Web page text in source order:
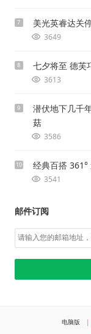
7 美光英睿达关
3649
8 七夕将至 德芙
3613
9
潜伏地下几千
菇
3586
10 经典百搭
3541
邮件订阅
电脑版 |